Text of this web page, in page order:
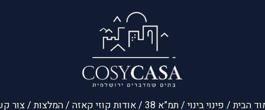
הבית/ פינוי בינוי /תמ”א 38 /אודות קוזי קאזה /המלצות/צור